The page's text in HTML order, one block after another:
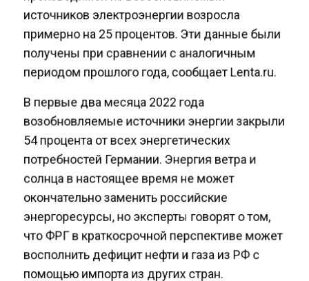
источников электроэнергии возросла
примерно на 25 процентов. Эти данные были
получены при сравнении с аналогичным
периодом прошлого года, сообщает Lenta.ru.
В первые два месяца 2022 года
возобновляемые источники энергии закрыли
54 процента от всех энергетических
потребностей Германии. Энергия ветра и
солнца в настоящее время не может
окончательно заменить российские
энергоресурсы, но эксперты говорят о том,
что ФРГ в краткосрочной перспективе может
восполнить дефицит нефти и газа из РФ с
помощью импорта из других стран.